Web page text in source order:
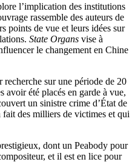
l’implication des institutions
rassemble des auteurs de
points de vue et leurs idées sur
State Organs vise à
le changement en Chine
sur une période de 20
avoir été placés en garde à vue,
un sinistre crime d’État de
fait des milliers de victimes et qui
dont un Peabody pour
et il est en lice pour